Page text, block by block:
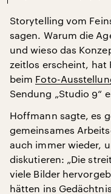
Storytelling vom
sagen. Warum die
und wieso das
zeitlos erscheint,
beim Foto-
Sendung „Studio 9“
Hoffmann sagte, es
gemeinsames
auch immer wieder,
diskutieren: „Die
viele Bilder
hätten ins